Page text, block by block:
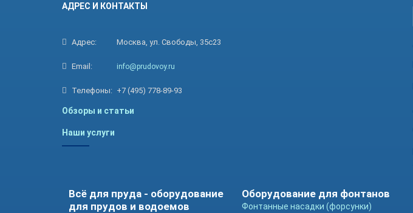
АДРЕС И КОНТАКТЫ
Адрес: Москва, ул. Свободы, 35с23
Email: info@prudovoy.ru
Телефоны: +7 (495) 778-89-93
Обзоры и статьи
Наши услуги
Всё для пруда - оборудование
для прудов и водоемов
Оборудование для фонтанов
Фонтанные насадки (форсунки)